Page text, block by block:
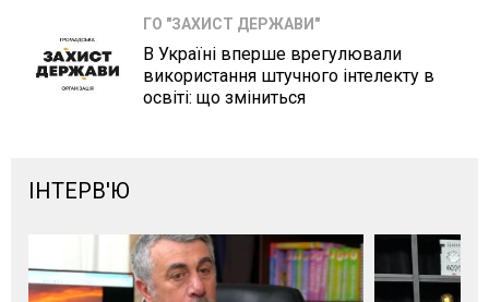
ГО "ЗАХИСТ ДЕРЖАВИ"
В Україні вперше врегулювали
використання штучного інтелекту в
освіті: що зміниться
ІНТЕРВ'Ю